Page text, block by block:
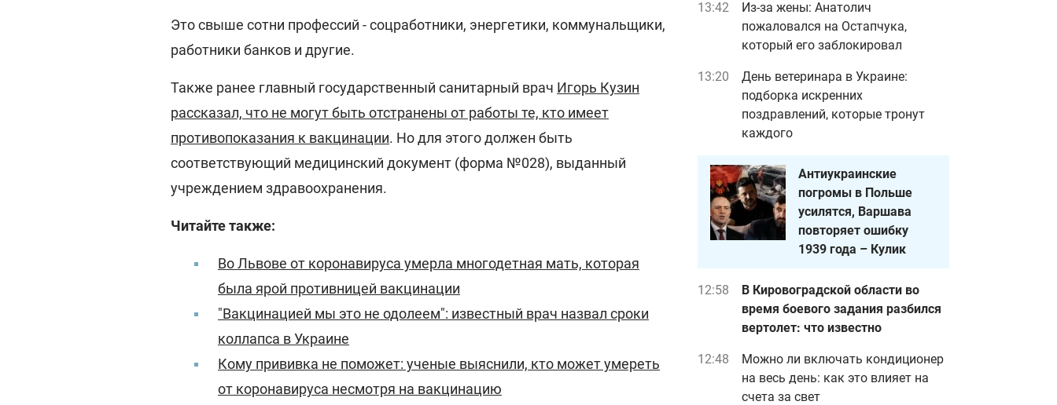
Это свыше сотни профессий - соцработники, энергетики, коммунальщики,
работники банков и другие.
Также ранее главный государственный санитарный врач Игорь Кузин
рассказал, что не могут быть отстранены от работы те, кто имеет
противопоказания к вакцинации. Но для этого должен быть
соответствующий медицинский документ (форма №028), выданный
учреждением здравоохранения.
Читайте также:
Во Львове от коронавируса умерла многодетная мать, которая
была ярой противницей вакцинации
"Вакцинацией мы это не одолеем": известный врач назвал сроки
коллапса в Украине
Кому прививка не поможет: ученые выяснили, кто может умереть
от коронавируса несмотря на вакцинацию
13:42
Из-за жены: Анатолич
пожаловался на Остапчука,
который его заблокировал
13:20
День ветеринара в Украине:
подборка искренних
поздравлений, которые тронут
каждого
Антиукраинские
погромы в Польше
усилятся, Варшава
повторяет ошибку
1939 года – Кулик
12:58
В Кировоградской области во
время боевого задания разбился
вертолет: что известно
12:48
Можно ли включать кондиционер
на весь день: как это влияет на
счета за свет